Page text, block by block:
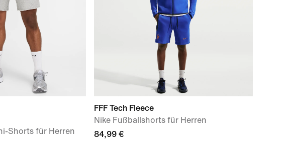
Shorts für Herren
FFF Tech Fleece
Nike Fußballshorts für Herren
84,99 €